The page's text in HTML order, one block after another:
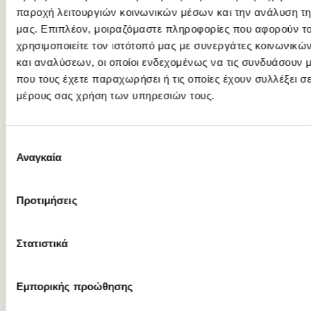
παροχή λειτουργιών κοινωνικών μέσων και την ανάλυση
μας. Επιπλέον, μοιραζόμαστε πληροφορίες που αφορούν
χρησιμοποιείτε τον ιστότοπό μας με συνεργάτες
και αναλύσεων, οι οποίοι ενδεχομένως να τις συνδυάσουν
που τους έχετε παραχωρήσει ή τις οποίες έχουν συλλέξει
μέρους σας χρήση των υπηρεσιών τους.
συγκατάθεσης
Αναγκαία
Προτιμήσεις
Στατιστικά
Εμπορικής προώθησης
απαραίτητο πριν ξεκινήσεις να συμβουλευτείς έναν ειδικό
υγείας για να την εφαρμόσεις με ασφάλεια.
Σίγουρα τα
έτοιμα γεύματα διατροφής Fitness Meals
μπορούν να σε βοηθήσουν να πετυχεις όλους τους
διατροφικούς σου στόχους διαμορφώνοντας ένα πλάνο
χημικής δίαιτας μεταβολισμού βάσει των αναγκών σου.
Μυρτώ Γαλανή
Διαιτολόγος Διατροφολόγος
Διαβάστε ακόμα